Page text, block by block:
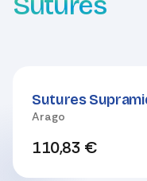
Sutures
Arago
110,83 €